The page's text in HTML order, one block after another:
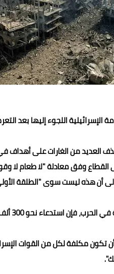
الإسرائيلية اللجوء إليها
العديد من الغارات على أهداف
وفق معادلة "لا طعام لا
إلى أن هذه ليست سوى "الطلقة
ورغم